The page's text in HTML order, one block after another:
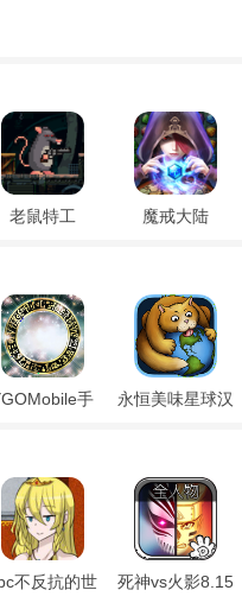
老鼠特工 魔戒大陆
手
永恒美味星球汉
不反抗的世
死神vs火影8.15